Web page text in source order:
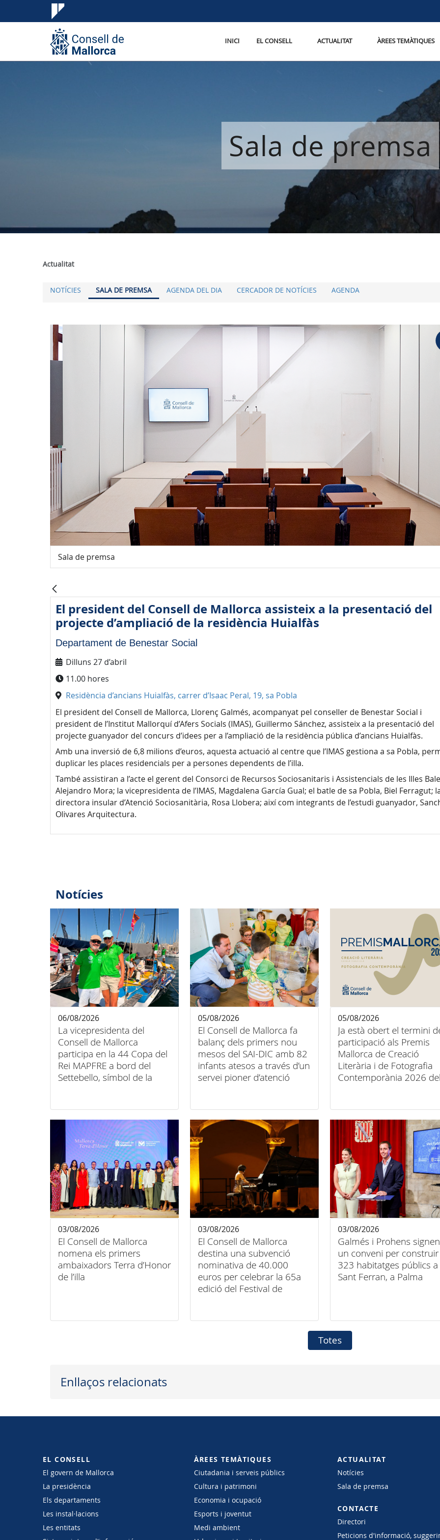
INICI EL CONSELL ACTUALITAT ÀREES TEMÀTIQUES
Sala de premsa
Actualitat
NOTÍCIES SALA DE PREMSA AGENDA DEL DIA CERCADOR DE NOTÍCIES AGENDA
Sala de premsa
El president del Consell de Mallorca assisteix a la presentació del
projecte d’ampliació de la residència Huialfàs
Departament de Benestar Social
Dilluns 27 d’abril
11.00 hores
Residència d’ancians Huialfàs, carrer d’Isaac Peral, 19, sa Pobla
El president del Consell de Mallorca, Llorenç Galmés, acompanyat pel conseller de Benestar Social i
president de l’Institut Mallorquí d’Afers Socials (IMAS), Guillermo Sánchez, assisteix a la presentació del
projecte guanyador del concurs d’idees per a l’ampliació de la residència pública d’ancians Huialfàs.
Amb una inversió de 6,8 milions d’euros, aquesta actuació al centre que l’IMAS gestiona a sa Pobla,
duplicar les places residencials per a persones dependents de l’illa.
També assistiran a l’acte el gerent del Consorci de Recursos Sociosanitaris i Assistencials de les Illes
Alejandro Mora; la vicepresidenta de l’IMAS, Magdalena García Gual; el batle de sa Pobla, Biel Ferragut;
directora insular d’Atenció Sociosanitària, Rosa Llobera; així com integrants de l’estudi guanyador,
Olivares Arquitectura.
Notícies
La vicepresidenta del
Consell de Mallorca
participa en la 44 Copa del
Rei MAPFRE a bord del
Settebello, símbol de la
06/08/2026
El Consell de Mallorca fa
balanç dels primers nou
mesos del SAI-DIC amb 82
infants atesos a través d’un
servei pioner d’atenció
05/08/2026
Ja està obert el termini
participació als Premis
Mallorca de Creació
Literària i de Fotografia
Contemporània 2026 del
05/08/2026
El Consell de Mallorca
nomena els primers
ambaixadors Terra d’Honor
de l’illa
03/08/2026
El Consell de Mallorca
destina una subvenció
nominativa de 40.000
euros per celebrar la 65a
edició del Festival de
03/08/2026
Galmés i Prohens signen
un conveni per construir
323 habitatges públics a
Sant Ferran, a Palma
03/08/2026
Totes
Enllaços relacionats
EL CONSELL
El govern de Mallorca
La presidència
Els departaments
Les instal·lacions
Les entitats
ÀREES TEMÀTIQUES
Ciutadania i serveis públics
Cultura i patrimoni
Economia i ocupació
Esports i joventut
Medi ambient
ACTUALITAT
Notícies
Sala de premsa
CONTACTE
Directori
Peticions d'informació,